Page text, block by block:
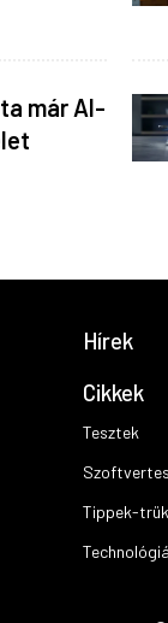
már AI-
Hírek
Cikkek
Tesztek
Tippek-